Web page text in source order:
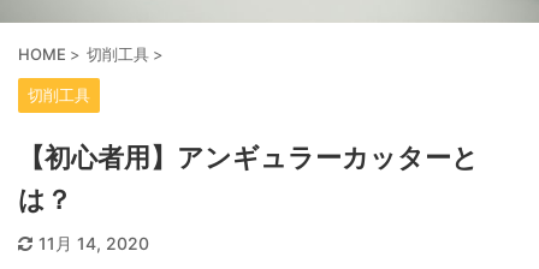
HOME > 切削工具 >
切削工具
【初心者用】アンギュラーカッターと
は？
11月 14, 2020